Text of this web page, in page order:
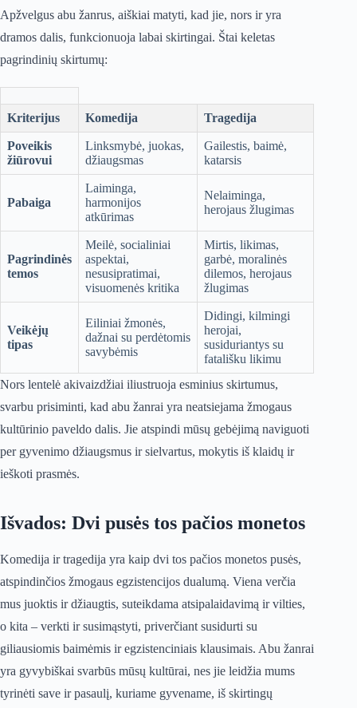
Apžvelgus abu žanrus, aiškiai matyti, kad jie, nors ir yra
dramos dalis, funkcionuoja labai skirtingai. Štai keletas
pagrindinių skirtumų:
Kriterijus Komedija Tragedija
Poveikis
žiūrovui
Linksmybė, juokas,
džiaugsmas
Gailestis, baimė,
katarsis
Pabaiga
Laiminga,
harmonijos
atkūrimas
Nelaiminga,
herojaus žlugimas
Pagrindinės
temos
Meilė, socialiniai
aspektai,
nesusipratimai,
visuomenės kritika
Mirtis, likimas,
garbė, moralinės
dilemos, herojaus
žlugimas
Veikėjų
tipas
Eiliniai žmonės,
dažnai su perdėtomis
savybėmis
Didingi, kilmingi
herojai,
susiduriantys su
fatališku likimu
Nors lentelė akivaizdžiai iliustruoja esminius skirtumus,
svarbu prisiminti, kad abu žanrai yra neatsiejama žmogaus
kultūrinio paveldo dalis. Jie atspindi mūsų gebėjimą naviguoti
per gyvenimo džiaugsmus ir sielvartus, mokytis iš klaidų ir
ieškoti prasmės.
Išvados: Dvi pusės tos pačios monetos
Komedija ir tragedija yra kaip dvi tos pačios monetos pusės,
atspindinčios žmogaus egzistencijos dualumą. Viena verčia
mus juoktis ir džiaugtis, suteikdama atsipalaidavimą ir vilties,
o kita – verkti ir susimąstyti, priverčiant susidurti su
giliausiomis baimėmis ir egzistenciniais klausimais. Abu žanrai
yra gyvybiškai svarbūs mūsų kultūrai, nes jie leidžia mums
tyrinėti save ir pasaulį, kuriame gyvename, iš skirtingų